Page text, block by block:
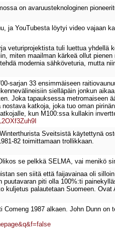
on avaruusteknologinen
ja YouTubesta löytyi video vajaan
veturiprojektista tuli luettua yhdellä
miten maailman kärkeä ollut
modernia sähköveturia, mutta
sarjan 33 ensimmäiseen
sielläpäin jonkun
Joka tapauksessa metromaiseen
katkoja, joka tuo oman
kun M100:ssa kullakin
Sveitsistä käytettynä
82 toimittamaan trollikkaan.
se pelkkä SELMA, vai menikö
sen siitä että faijavainaa oli
piti olla 100%:ti
palautetaan Suomeen. Ovat
1987 alkaen. John Dunn on